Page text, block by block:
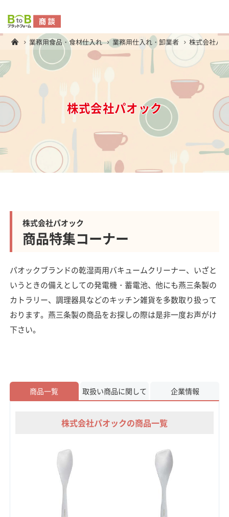
業務用食品・食材仕入れ 業務用仕入れ・卸業者 株式会社パ
株式会社パオック
株式会社パオック
商品特集コーナー
パオックブランドの乾湿両用バキュームクリーナー、いざと
いうときの備えとしての発電機・蓄電池、他にも燕三条製の
カトラリー、調理器具などのキッチン雑貨を多数取り扱って
おります。燕三条製の商品をお探しの際は是非一度お声がけ
下さい。
商品一覧 取扱い商品に関して 企業情報
株式会社パオックの商品一覧